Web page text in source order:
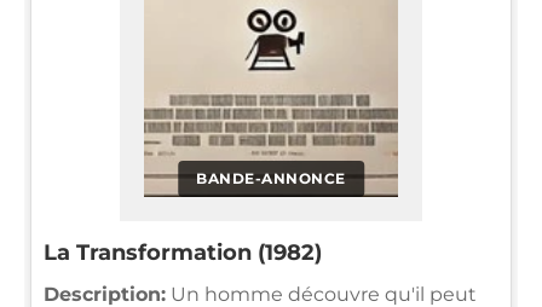
BANDE-ANNONCE
La Transformation (1982)
Description: Un homme découvre qu'il peut